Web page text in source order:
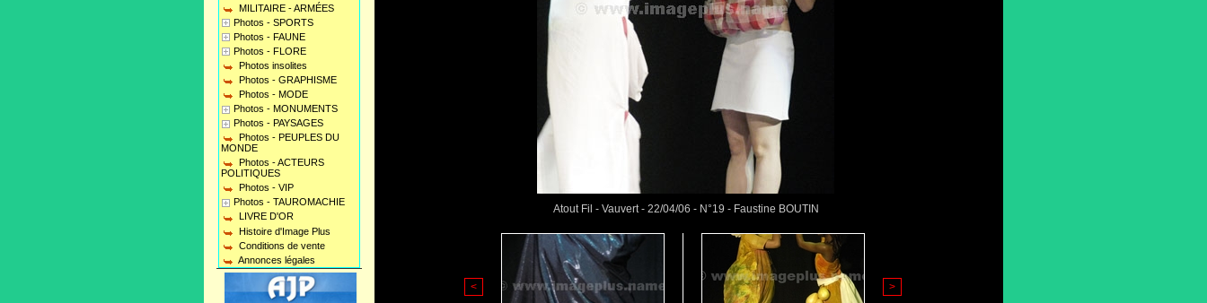
MILITAIRE - ARMÉES
Photos - SPORTS
Photos - FAUNE
Photos - FLORE
Photos insolites
Photos - GRAPHISME
Photos - MODE
Photos - MONUMENTS
Photos - PAYSAGES
Photos - PEUPLES DU
MONDE
Photos - ACTEURS
POLITIQUES
Photos - VIP
Photos - TAUROMACHIE
LIVRE D'OR
Histoire d'Image Plus
Conditions de vente
Annonces légales
Atout Fil - Vauvert - 22/04/06 - N°19 - Faustine BOUTIN
< >